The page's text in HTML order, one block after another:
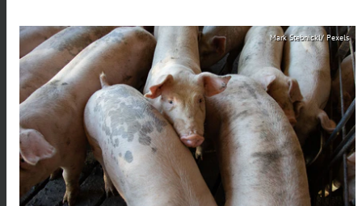
Mark Stebnickl/ Pexels